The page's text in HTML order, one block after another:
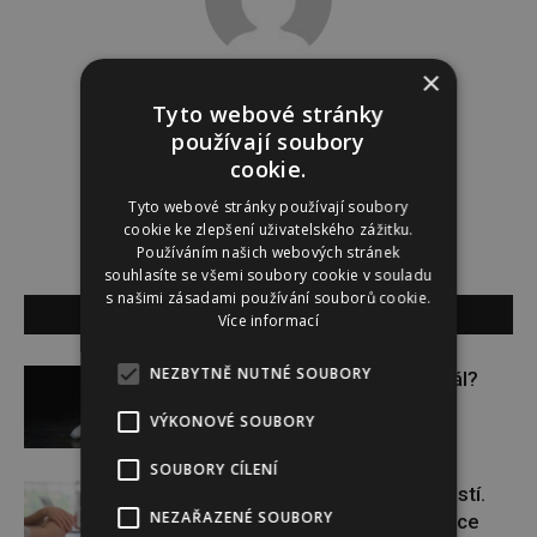
Dominika Krátká
http://www.sedmicka.cz
SOUVISEJÍCÍ ČLÁNKY
Budou se vraždit malé děti dál?
Těhotenství není samozřejmostí.
Pomáhá asistovaná reprodukce
×
Tyto webové stránky
používají soubory
cookie.
Tyto webové stránky používají soubory
cookie ke zlepšení uživatelského zážitku.
Používáním našich webových stránek
souhlasíte se všemi soubory cookie v souladu
s našimi zásadami používání souborů cookie.
Více informací
NEZBYTNĚ NUTNÉ SOUBORY
VÝKONOVÉ SOUBORY
SOUBORY CÍLENÍ
NEZAŘAZENÉ SOUBORY